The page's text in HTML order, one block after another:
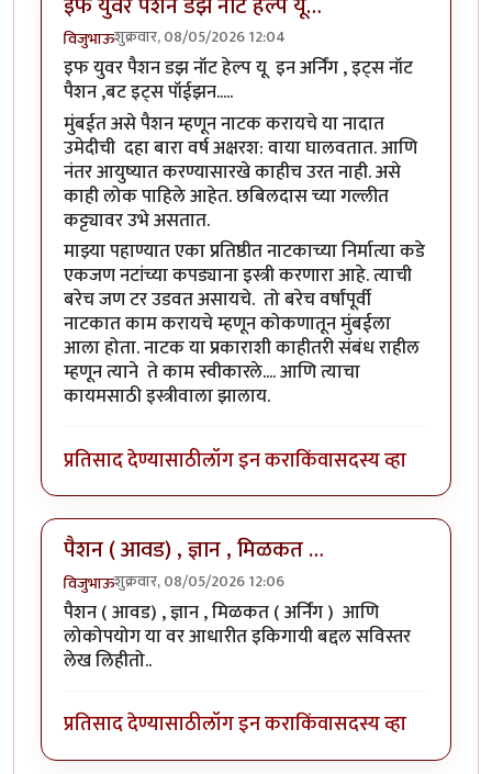
विजुभाऊशुक्रवार, 08/05/2026 12:04
इफ युवर पैशन डझ नॉट हेल्प यू इन अर्निंग , इट्स नॉट
पैशन ,बट इट्स पॉईझन.....
मुंबईत असे पैशन म्हणून नाटक करायचे या नादात
उमेदीची दहा बारा वर्ष अक्षरश: वाया घालवतात. आणि
नंतर आयुष्यात करण्यासारखे काहीच उरत नाही. असे
काही लोक पाहिले आहेत. छबिलदास च्या गल्लीत
कट्ट्यावर उभे असतात.
माझ्या पहाण्यात एका प्रतिष्ठीत नाटकाच्या निर्मात्या कडे
एकजण नटांच्या कपड्याना इस्त्री करणारा आहे. त्याची
बरेच जण टर उडवत असायचे. तो बरेच वर्षांपूर्वी
नाटकात काम करायचे म्हणून कोकणातून मुंबईला
आला होता. नाटक या प्रकाराशी काहीतरी संबंध राहील
म्हणून त्याने ते काम स्वीकारले.... आणि त्याचा
कायमसाठी इस्त्रीवाला झालाय.
प्रतिसाद देण्यासाठीलॉग इन कराकिंवासदस्य व्हा
पैशन ( आवड) , ज्ञान , मिळकत …
विजुभाऊशुक्रवार, 08/05/2026 12:06
पैशन ( आवड) , ज्ञान , मिळकत ( अर्निंग ) आणि
लोकोपयोग या वर आधारीत इकिगायी बद्दल सविस्तर
लेख लिहीतो..
प्रतिसाद देण्यासाठीलॉग इन कराकिंवासदस्य व्हा